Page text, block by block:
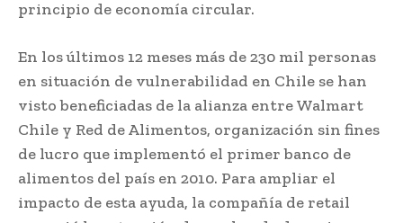
principio de economía circular.
En los últimos 12 meses más de 230 mil personas
en situación de vulnerabilidad en Chile se han
visto beneficiadas de la alianza entre Walmart
Chile y Red de Alimentos, organización sin fines
de lucro que implementó el primer banco de
alimentos del país en 2010. Para ampliar el
impacto de esta ayuda, la compañía de retail